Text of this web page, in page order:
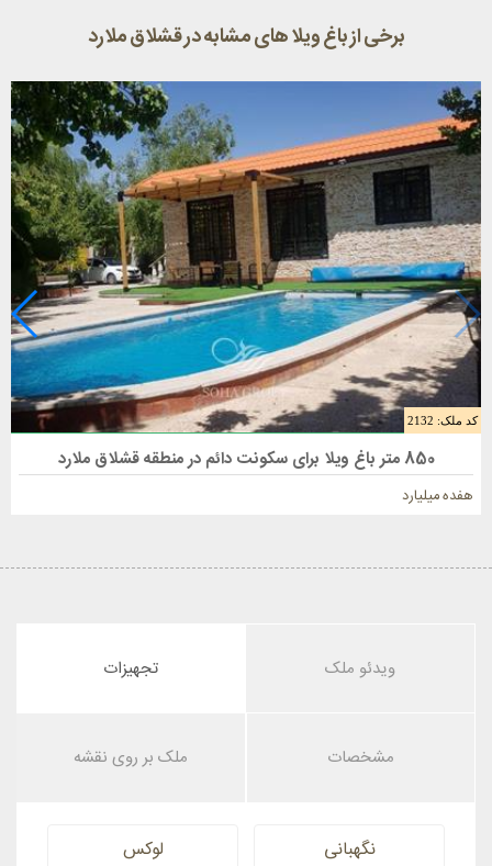
برخی از باغ ویلا های مشابه در قشلاق ملارد
کد ملک: 2132
فروش باغ ویلا 850 متری در ملارد 850 متر باغ ویلا برای سکونت دائم در منطقه قشلاق ملارد
هفده میلیارد
تجهیزات ویدئو ملک
ملک بر روی نقشه مشخصات
لوکس نگهبانی